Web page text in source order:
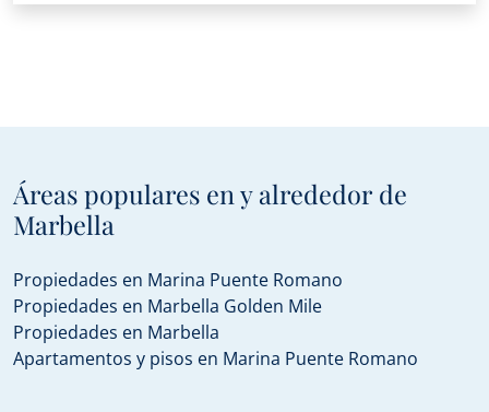
Áreas populares en y alrededor de
Marbella
Propiedades en Marina Puente Romano
Propiedades en Marbella Golden Mile
Propiedades en Marbella
Apartamentos y pisos en Marina Puente Romano